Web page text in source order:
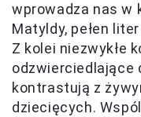
wprowadza nas w
Matyldy, pełen
Z kolei niezwykłe
odzwierciedlające
kontrastują z
dziecięcych.